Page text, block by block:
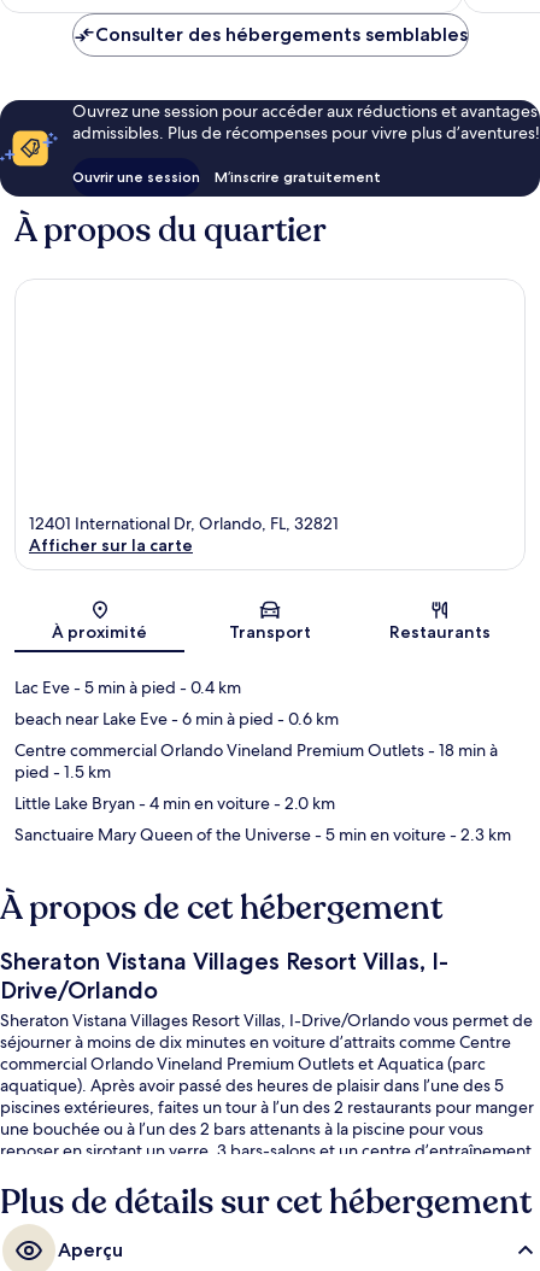
173 $ CA
Consulter des hébergements semblables
Ouvrez une session pour accéder aux réductions et avantages
admissibles. Plus de récompenses pour vivre plus d’aventures!
Ouvrir une session M’inscrire gratuitement
À propos du quartier
Carte
12401 International Dr, Orlando, FL, 32821
Afficher sur la carte
À proximité Transport Restaurants
Lac Eve- 5 min à pied - 0.4 km
beach near Lake Eve- 6 min à pied - 0.6 km
Centre commercial Orlando Vineland Premium Outlets- 18 min à
pied - 1.5 km
Little Lake Bryan- 4 min en voiture- 2.0 km
Sanctuaire Mary Queen of the Universe- 5 min en voiture- 2.3 km
À propos de cet hébergement
Sheraton Vistana Villages Resort Villas, I-
Drive/Orlando
Sheraton Vistana Villages Resort Villas, I-Drive/Orlando vous permet de
séjourner à moins de dix minutes en voiture d’attraits comme Centre
commercial Orlando Vineland Premium Outlets et Aquatica (parc
aquatique). Après avoir passé des heures de plaisir dans l’une des 5
piscines extérieures, faites un tour à l’un des 2 restaurants pour manger
une bouchée ou à l’un des 2 bars attenants à la piscine pour vous
reposer en sirotant un verre. 3 bars-salons et un centre d’entraînement
saillants. De plus, hôtels-résidences offrent des commodités
intéressantes, comme des lits avec matelas à plateau-coussin avec des
draps en coton égyptien. La piscine et le personnel serviable sont des
éléments très prisés par les voyageurs.
Plus de détails sur cet hébergement
Aperçu